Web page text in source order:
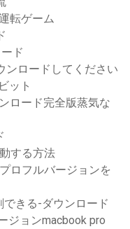
転ゲーム
ド
ンロードしてください
ット
ロード完全版蒸気な
する方法
ロフルバージョンを
できる-ダウンロード
ジョンmacbook pro